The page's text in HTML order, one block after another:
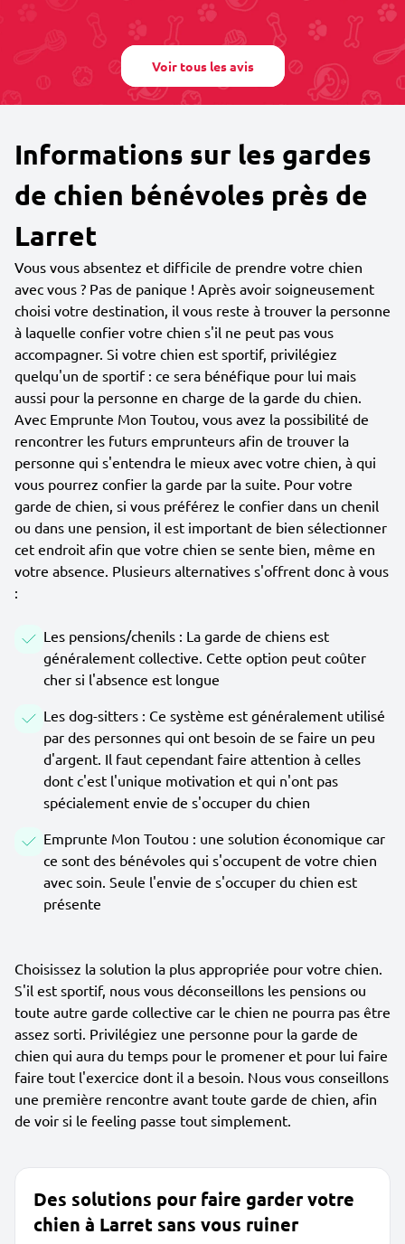
Voir tous les avis
Informations sur les gardes
de chien bénévoles près de
Larret
Vous vous absentez et difficile de prendre votre chien
avec vous ? Pas de panique ! Après avoir soigneusement
choisi votre destination, il vous reste à trouver la personne
à laquelle confier votre chien s'il ne peut pas vous
accompagner. Si votre chien est sportif, privilégiez
quelqu'un de sportif : ce sera bénéfique pour lui mais
aussi pour la personne en charge de la garde du chien.
Avec Emprunte Mon Toutou, vous avez la possibilité de
rencontrer les futurs emprunteurs afin de trouver la
personne qui s'entendra le mieux avec votre chien, à qui
vous pourrez confier la garde par la suite. Pour votre
garde de chien, si vous préférez le confier dans un chenil
ou dans une pension, il est important de bien sélectionner
cet endroit afin que votre chien se sente bien, même en
votre absence. Plusieurs alternatives s'offrent donc à vous
:
Les pensions/chenils : La garde de chiens est
généralement collective. Cette option peut coûter
cher si l'absence est longue
Les dog-sitters : Ce système est généralement utilisé
par des personnes qui ont besoin de se faire un peu
d'argent. Il faut cependant faire attention à celles
dont c'est l'unique motivation et qui n'ont pas
spécialement envie de s'occuper du chien
Emprunte Mon Toutou : une solution économique car
ce sont des bénévoles qui s'occupent de votre chien
avec soin. Seule l'envie de s'occuper du chien est
présente
Choisissez la solution la plus appropriée pour votre chien.
S'il est sportif, nous vous déconseillons les pensions ou
toute autre garde collective car le chien ne pourra pas être
assez sorti. Privilégiez une personne pour la garde de
chien qui aura du temps pour le promener et pour lui faire
faire tout l'exercice dont il a besoin. Nous vous conseillons
une première rencontre avant toute garde de chien, afin
de voir si le feeling passe tout simplement.
Des solutions pour faire garder votre
chien à Larret sans vous ruiner